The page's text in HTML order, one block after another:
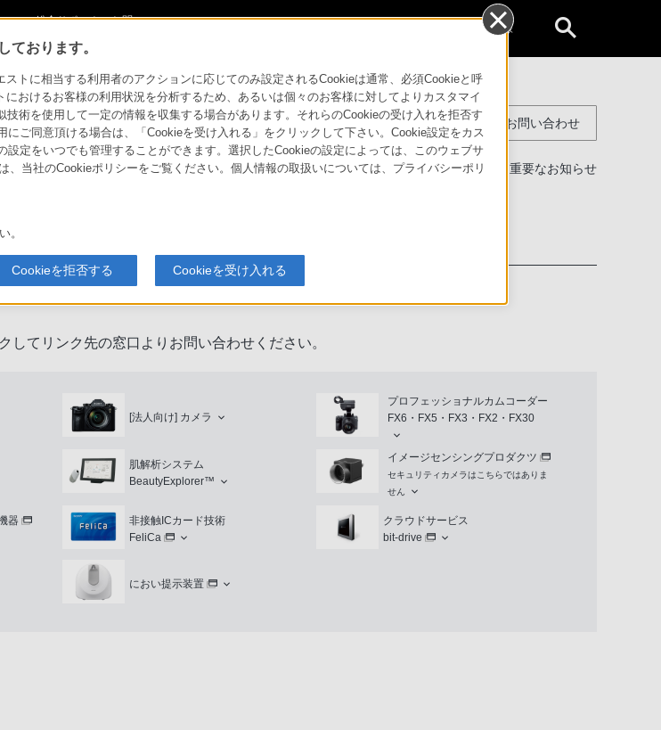
総合サポート・お問
個人のお客様
コンスーマー製品に関するお問い合わせ
製品に関する重要なお知らせ
ポート・お問い合わせ
てリンク先の窓口よりお問い合わせください。
[法人向け] カメラ
プロフェッショナルカムコーダー
FX6・FX5・FX3・FX2・FX30
肌解析システム
BeautyExplorer™
イメージセンシングプロダクツ
セキュリティカメラはこちらではありま
せん
器
非接触ICカード技術
FeliCa
クラウドサービス
bit-drive
におい提示装置
ております。
トに相当する利用者のアクションに応じてのみ設定されるCookieは通常、必須Cookieと呼
おけるお客様の利用状況を分析するため、あるいは個々のお客様に対してよりカスタマイ
術を使用して一定の情報を収集する場合があります。それらのCookieの受け入れを拒否す
ご同意頂ける場合は、「Cookieを受け入れる」をクリックして下さい。Cookie設定をカス
定をいつでも管理することができます。選択したCookieの設定によっては、このウェブサ
当社のCookieポリシーをご覧ください。個人情報の取扱いについては、プライバシーポリ
。
Cookieを拒否する Cookieを受け入れる